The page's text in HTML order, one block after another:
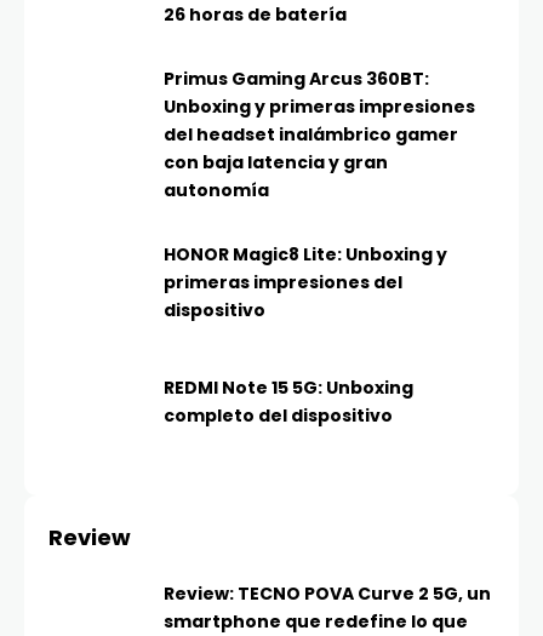
26 horas de batería
Primus Gaming Arcus 360BT:
Unboxing y primeras impresiones
del headset inalámbrico gamer
con baja latencia y gran
autonomía
HONOR Magic8 Lite: Unboxing y
primeras impresiones del
dispositivo
REDMI Note 15 5G: Unboxing
completo del dispositivo
Review
Review: TECNO POVA Curve 2 5G, un
smartphone que redefine lo que